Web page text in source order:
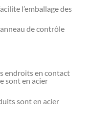
l’emballage des
de contrôle
endroits en contact
sont en acier
sont en acier